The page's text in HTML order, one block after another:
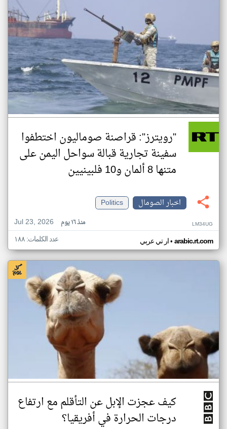
"رويترز": قراصنة صوماليون اختطفوا
سفينة تجارية قبالة سواحل اليمن على
متنها 8 ألمان و10 فلبينيين
اخبار الصومال
Politics
Jul 23, 2026
منذ ١٦ يوم LM34UG
ار تي عربي• arabic.rt.com عدد الكلمات: ١٨٨
كيف عجزت الإبل عن التأقلم مع ارتفاع
درجات الحرارة في أفريقيا؟